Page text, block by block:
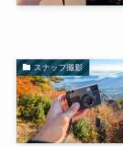
スナップ撮影